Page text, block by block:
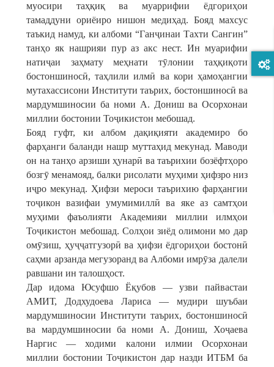
муосири таҳқиқ ва муаррифии ёдгориҳои
тамаддуни ориёиро нишон медиҳад. Бояд махсус
таъкид намуд, ки албоми “Ганҷинаи Тахти Сангин”
танҳо як нашрияи пур аз акс нест. Ин муарифии
натиҷаи заҳмату меҳнати тӯлонии таҳқиқоти
бостоншиносӣ, таҳлили илмӣ ва кори ҳамоҳангии
мутахассисони Институти таърих, бостоншиносӣ ва
мардумшиносии ба номи А. Дониш ва Осорхонаи
миллии бостонии Тоҷикистон мебошад.
Бояд гуфт, ки албом дақиқияти академиро бо
фарҳанги баланди нашр муттаҳид мекунад. Маводи
он на танҳо арзиши ҳунарӣ ва таърихии бозёфтҳоро
бозгӯ менамояд, балки рисолати муҳими ҳифзро низ
иҷро мекунад. Ҳифзи мероси таърихию фарҳангии
тоҷикон вазифаи умумимиллӣ ва яке аз самтҳои
муҳими фаъолияти Академияи миллии илмҳои
Тоҷикистон мебошад. Солҳои зиёд олимони мо дар
омӯзиш, ҳуҷҷатгузорӣ ва ҳифзи ёдгориҳои бостонӣ
саҳми арзанда мегузоранд ва Албоми имрӯза далели
равшани ин талошҳост.
Дар идома Юсуфшо Ёқубов — узви пайвастаи
АМИТ, Додхудоева Лариса — мудири шуъбаи
мардумшиносии Институти таърих, бостоншиносӣ
ва мардумшиносии ба номи А. Дониш, Хоҷаева
Наргис — ходими калони илмии Осорхонаи
миллии бостонии Тоҷикистон дар назди ИТБМ ба